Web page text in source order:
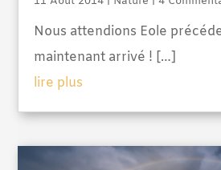
Nous attendions Eole
maintenant arrivé ! […]
lire plus